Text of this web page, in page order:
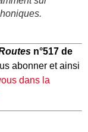
n°517 de
abonner et ainsi
dans la